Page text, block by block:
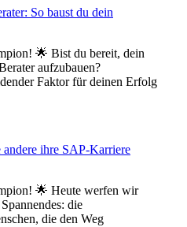
So baust du dein
🌟 Bist du bereit, dein
aufzubauen?
Faktor für deinen Erfolg
ihre SAP-Karriere
🌟 Heute werfen wir
die
die den Weg